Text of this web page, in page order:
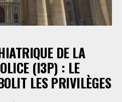
DE LA
(I3P) : LE
LES PRIVILÈGES